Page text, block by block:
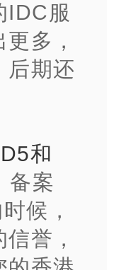
IDC服
多，
后期还
和
备案
候，
誉，